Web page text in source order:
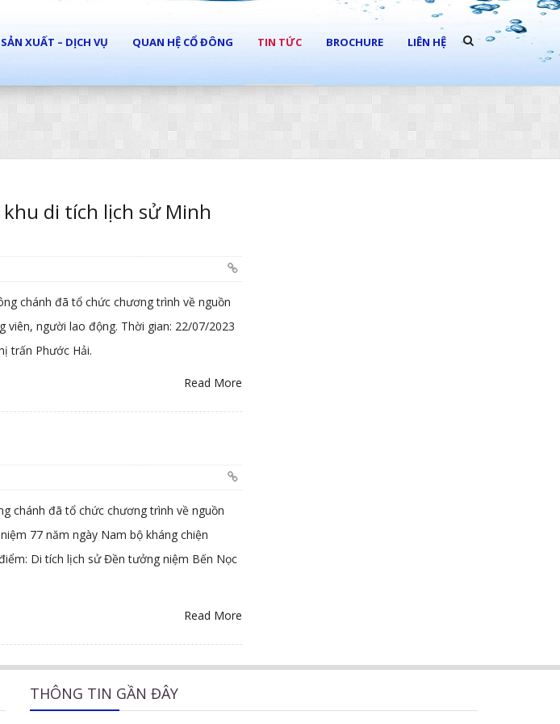
SẢN XUẤT – DỊCH VỤ QUAN HỆ CỔ ĐÔNG TIN TỨC BROCHURE LIÊN HỆ
di tích lịch sử Minh
chánh đã tổ chức chương trình về nguồn
người lao động. Thời gian: 22/07/2023
trấn Phước Hải.
Read More
chánh đã tổ chức chương trình về nguồn
77 năm ngày Nam bộ kháng chiện
Di tích lịch sử Đền tưởng niệm Bến Nọc
Read More
THÔNG TIN GẦN ĐÂY